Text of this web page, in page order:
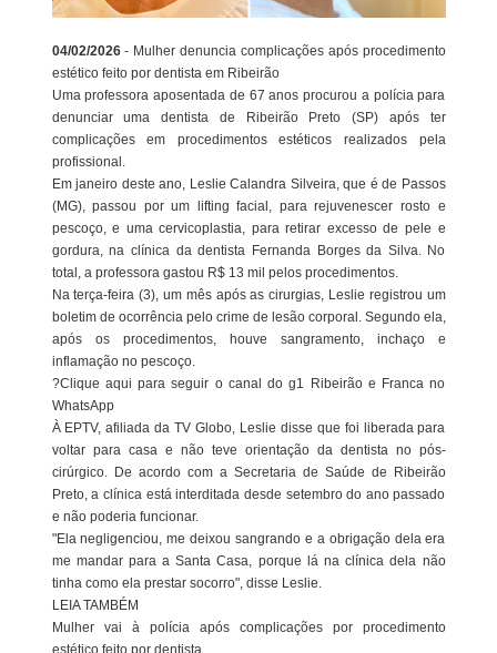
04/02/2026- Mulher denuncia complicações após procedimento
estético feito por dentista em Ribeirão
Uma professora aposentada de 67 anos procurou a polícia para
denunciar uma dentista de Ribeirão Preto (SP) após ter
complicações em procedimentos estéticos realizados pela
profissional.
Em janeiro deste ano, Leslie Calandra Silveira, que é de Passos
(MG), passou por um lifting facial, para rejuvenescer rosto e
pescoço, e uma cervicoplastia, para retirar excesso de pele e
gordura, na clínica da dentista Fernanda Borges da Silva. No
total, a professora gastou R$ 13 mil pelos procedimentos.
Na terça-feira (3), um mês após as cirurgias, Leslie registrou um
boletim de ocorrência pelo crime de lesão corporal. Segundo ela,
após os procedimentos, houve sangramento, inchaço e
inflamação no pescoço.
?Clique aqui para seguir o canal do g1 Ribeirão e Franca no
WhatsApp
À EPTV, afiliada da TV Globo, Leslie disse que foi liberada para
voltar para casa e não teve orientação da dentista no pós-
cirúrgico. De acordo com a Secretaria de Saúde de Ribeirão
Preto, a clínica está interditada desde setembro do ano passado
e não poderia funcionar.
"Ela negligenciou, me deixou sangrando e a obrigação dela era
me mandar para a Santa Casa, porque lá na clínica dela não
tinha como ela prestar socorro", disse Leslie.
LEIA TAMBÉM
Mulher vai à polícia após complicações por procedimento
estético feito por dentista